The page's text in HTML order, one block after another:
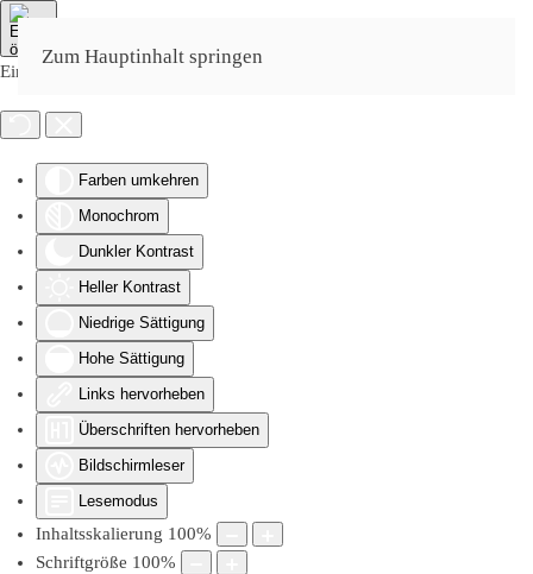
Eingabehilfen öffnen
Farben umkehren
Monochrom
Dunkler Kontrast
Heller Kontrast
Niedrige Sättigung
Hohe Sättigung
Links hervorheben
Überschriften hervorheben
Bildschirmleser
Lesemodus
Inhaltsskalierung 100%
Schriftgröße 100%
Zum Hauptinhalt springen